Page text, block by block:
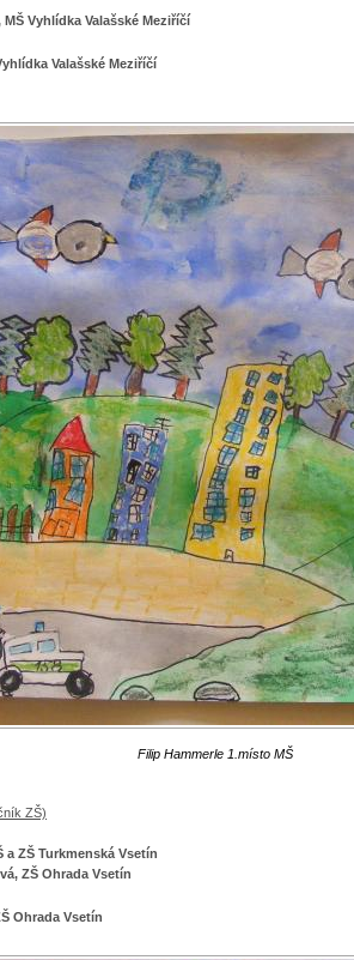
Vyhlídka Valašské Meziříčí
Valašské Meziříčí
Filip Hammerle 1.místo MŠ
ZŠ)
a ZŠ Turkmenská Vsetín
ZŠ Ohrada Vsetín
Ohrada Vsetín